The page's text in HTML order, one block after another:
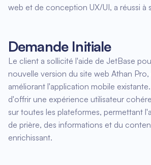
web et de conception UX/UI, a réussi à
Demande Initiale
Le client a sollicité l'aide de JetBase
nouvelle version du site web Athan
améliorant l'application mobile
d'offrir une expérience utilisateur
sur toutes les plateformes, permettant
de prière, des informations et du
enrichissant.